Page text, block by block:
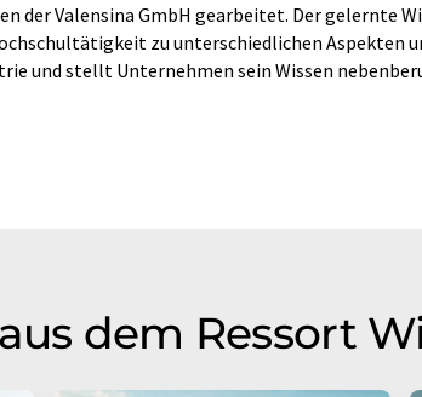
der Valensina GmbH gearbeitet. Der gelernte
zu unterschiedlichen Aspekten
und stellt Unternehmen sein Wissen
dem Ressort